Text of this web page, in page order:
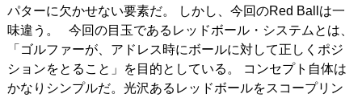
パターに欠かせない要素だ。 しかし、今回のRed Ballは一
味違う。 今回の目玉であるレッドボール・システムとは、
「ゴルファーが、アドレス時にボールに対して正しくポジ
ションをとること」を目的としている。 コンセプト自体は
かなりシンプルだ。光沢あるレッドボールをスコープリン